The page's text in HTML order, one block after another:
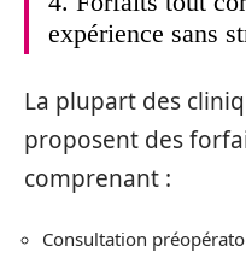
expérience sans
La plupart des
proposent des
comprenant :
Consultation